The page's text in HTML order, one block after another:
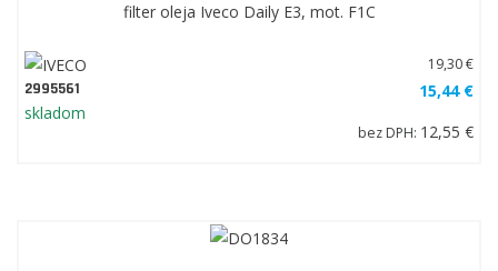
filter oleja Iveco Daily E3, mot. F1C
2995561
skladom
19,30 €
15,44 €
bez DPH: 12,55 €